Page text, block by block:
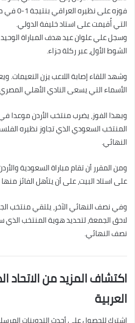
فوزه على
التي أُقيمت على استاد خليفة الدولي.
الشوط الأول، عبر ركلة جزاء.
وشهد اللقاء إصابة اللاعب يزن النعيمات.
الأسماء التي يسعى النادي الأهلي
وبهذا الفوز، يضرب منتخب الأردن موعدا
النهائي.
على استاد البيت، على أن يتأهل الفائز منها
وفي نصف النهائي الآخر، يلتقي منتخب
لاحق الجمعة، لتحديد هوية المنتخب الذي
نصف النهائي.
اكتشاف المزيد من الاتحاد
العربية